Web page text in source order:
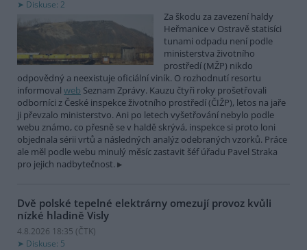
Diskuse: 2
Za škodu za zavezení haldy
Heřmanice v Ostravě statisíci
tunami odpadu není podle
ministerstva životního
prostředí (MŽP) nikdo
odpovědný a neexistuje oficiální viník. O rozhodnutí resortu
informoval web Seznam Zprávy. Kauzu čtyři roky prošetřovali
odborníci z České inspekce životního prostředí (ČIŽP), letos na jaře
ji převzalo ministerstvo. Ani po letech vyšetřování nebylo podle
webu známo, co přesně se v haldě skrývá, inspekce si proto loni
objednala sérii vrtů a následných analýz odebraných vzorků. Práce
ale měl podle webu minulý měsíc zastavit šéf úřadu Pavel Straka
pro jejich nadbytečnost.
Dvě polské tepelné elektrárny omezují provoz kvůli
nízké hladině Visly
4.8.2026 18:35 (ČTK)
Diskuse: 5